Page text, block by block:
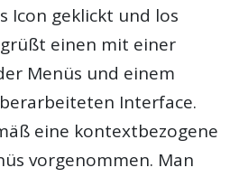
Icon geklickt und los
einen mit einer
Menüs und einem
Interface.
eine kontextbezogene
vorgenommen. Man